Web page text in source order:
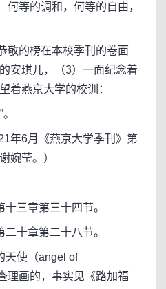
等的调和，何等的自由，
的榜在本校季刊的卷面
安琪儿，（3）一面纪念着
着燕京大学的校训：
6月《燕京大学季刊》第
婉莹。）
三章第三十四节。
十章第二十八节。
使（angel of
理画的，事实见《路加福